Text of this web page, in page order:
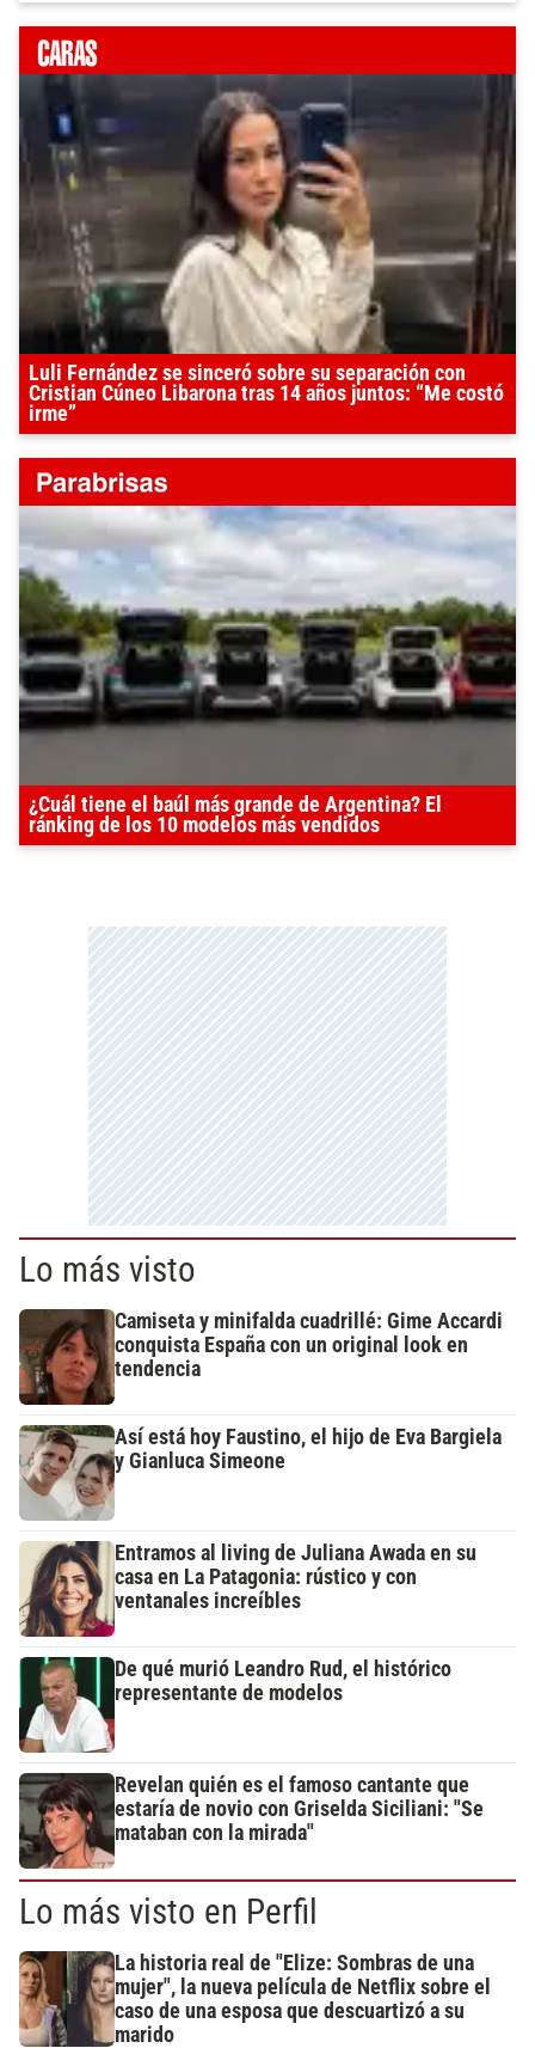
Luli Fernández se sinceró sobre su separación con
Cristian Cúneo Libarona tras 14 años juntos: “Me costó
irme”
¿Cuál tiene el baúl más grande de Argentina? El
ránking de los 10 modelos más vendidos
Lo más visto
Camiseta y minifalda cuadrillé: Gime Accardi
conquista España con un original look en
tendencia
Así está hoy Faustino, el hijo de Eva Bargiela
y Gianluca Simeone
Entramos al living de Juliana Awada en su
casa en La Patagonia: rústico y con
ventanales increíbles
De qué murió Leandro Rud, el histórico
representante de modelos
Revelan quién es el famoso cantante que
estaría de novio con Griselda Siciliani: "Se
mataban con la mirada"
Lo más visto en Perfil
La historia real de "Elize: Sombras de una
mujer", la nueva película de Netflix sobre el
caso de una esposa que descuartizó a su
marido